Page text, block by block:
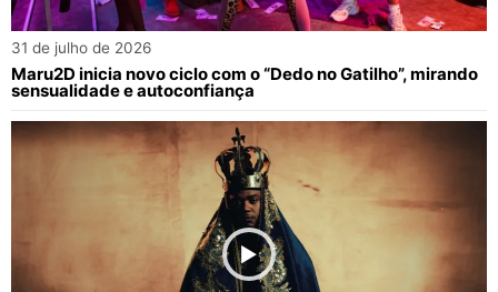
31 de julho de 2026
Maru2D inicia novo ciclo com o “Dedo no Gatilho”, mirando
sensualidade e autoconfiança